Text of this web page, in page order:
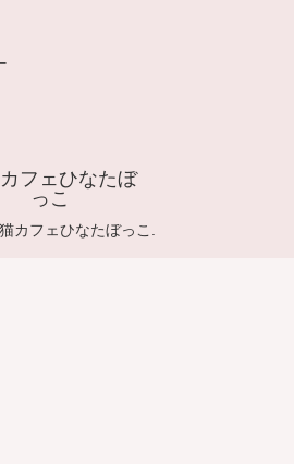
カフェひなたぼっこ.